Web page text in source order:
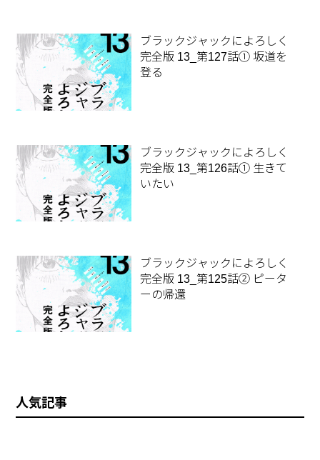
ブラックジャックによろしく
完全版 13_第127話① 坂道を
登る
ブラックジャックによろしく
完全版 13_第126話① 生きて
いたい
ブラックジャックによろしく
完全版 13_第125話② ピータ
ーの帰還
人気記事